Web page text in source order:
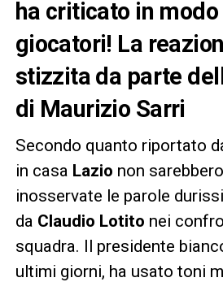
ha criticato in
giocatori! La
stizzita da parte
di Maurizio Sarri
Secondo quanto riportato
in casa Lazio non
inosservate le parole
da Claudio Lotito nei
squadra. Il presidente
ultimi giorni, ha usato toni